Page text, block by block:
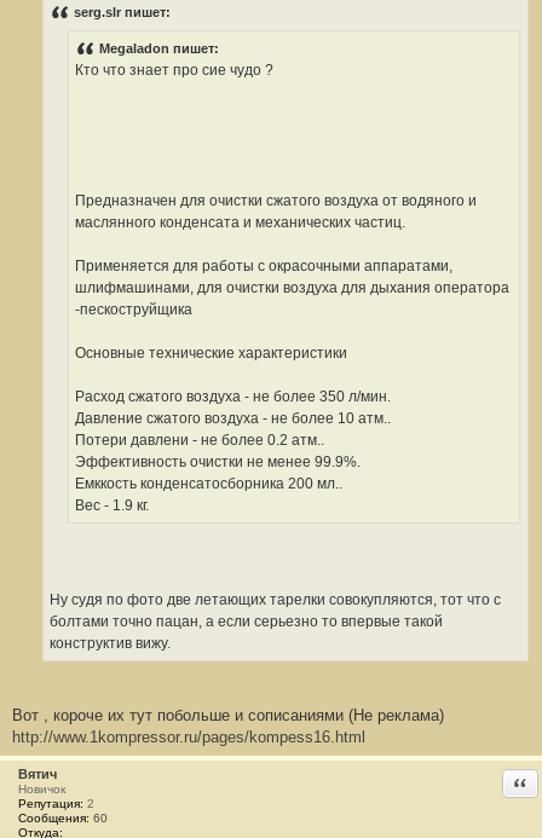
serg.slr пишет:
Megaladon пишет:
Кто что знает про сие чудо ?
Предназначен для очистки сжатого воздуха от водяного и
маслянного конденсата и механических частиц.
Применяется для работы с окрасочными аппаратами,
шлифмашинами, для очистки воздуха для дыхания оператора
-пескоструйщика
Основные технические характеристики
Расход сжатого воздуха - не более 350 л/мин.
Давление сжатого воздуха - не более 10 атм..
Потери давлени - не более 0.2 атм..
Эффективность очистки не менее 99.9%.
Емккость конденсатосборника 200 мл..
Вес - 1.9 кг.
Ну судя по фото две летающих тарелки совокупляются, тот что с
болтами точно пацан, а если серьезно то впервые такой
конструктив вижу.
Вот , короче их тут побольше и сописаниями (Не реклама)
http://www.1kompressor.ru/pages/kompess16.html
Вятич
Новичок
Репутация: 2
Сообщения: 60
Откуда: